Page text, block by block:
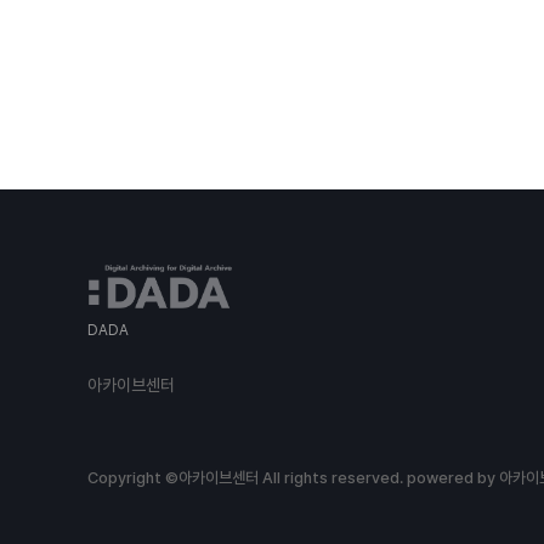
DADA
아카이브센터
Copyright ©아카이브센터 All rights reserved. powered by 아카이